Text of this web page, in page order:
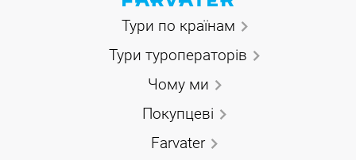
Тури по країнам
Тури туроператорів
Чому ми
Покупцеві
Farvater